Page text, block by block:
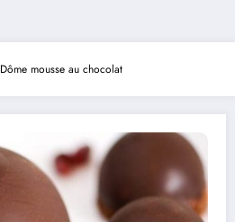
Dôme mousse au chocolat